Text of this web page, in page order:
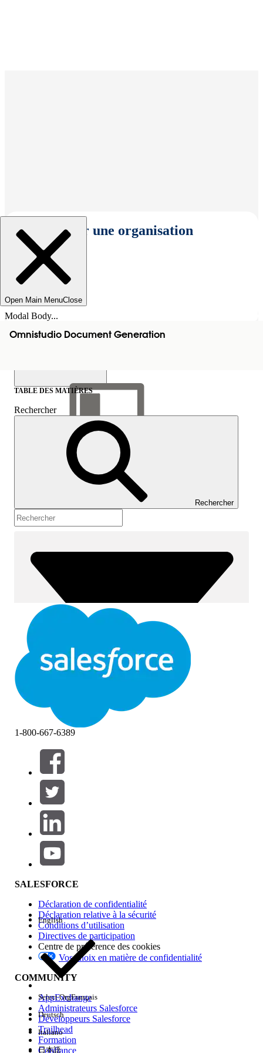
Sélectionner une organisation
Open Main MenuClose
Modal Body...
Omnistudio Document Generation
Afficher la table des
matières
Table des matières
TABLE DES MATIÈRES
Rechercher
Rechercher
Filtrer par (0)
SÉLECTIONNER DES FILTRES
Gamme de produits
Impact des fonctionnalités
Edition
Expérience
1-800-667-6389
SALESFORCE
Déclaration de confidentialité
Déclaration relative à la sécurité
Conditions d’utilisation
Directives de participation
Centre de préférence des cookies
Vos choix en matière de confidentialité
COMMUNITY
AppExchange
Administrateurs Salesforce
Développeurs Salesforce
Trailhead
Formation
Confiance
English
Select OrgFrançais
Deutsch
Italiano
日本語